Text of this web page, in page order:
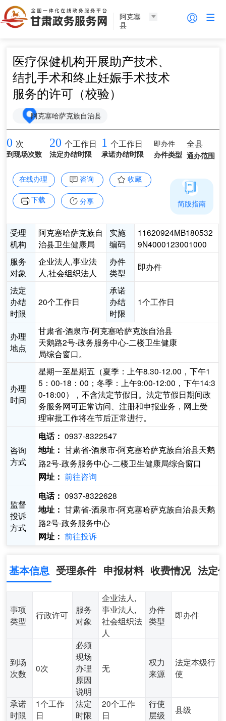
阿克塞
县
医疗保健机构开展助产技术、
结扎手术和终止妊娠手术技术
服务的许可（校验）
阿克塞哈萨克族自治县
0 次
到现场次数
20 个工作日
法定办结时限
1 个工作日
承诺办结时限
即办件
办件类型
全县
通办范围
在线办理 咨询 收藏
下载 分享
受理
机构
阿克塞哈萨克族自
治县卫生健康局
实施
编码
11620924MB180532
9N4000123001000
服务
对象
企业法人,事业法
人,社会组织法人
办件
类型
即办件
法定
办结
时限
20个工作日
承诺
办结
时限
1个工作日
办理
地点
甘肃省-酒泉市-阿克塞哈萨克族自治县
天鹅路2号-政务服务中心-二楼卫生健康
局综合窗口。
办理
时间
星期一至星期五（夏季：上午8.30-12.00，下午1
5：00-18：00；冬季：上午9:00-12:00，下午14:3
0-18:00），不含法定节假日。法定节假日期间政
务服务网可正常访问、注册和申报业务，网上受
理审批工作将在节后正常进行。
咨询
方式
电话： 0937-8322547
地址： 甘肃省-酒泉市-阿克塞哈萨克族自治县天鹅
路2号-政务服务中心-二楼卫生健康局综合窗口
网址： 前往咨询
监督
投诉
方式
电话： 0937-8322628
地址： 甘肃省-酒泉市-阿克塞哈萨克族自治县天鹅
路2号-政务服务中心
网址： 前往投诉
简版指南
基本信息 受理条件 申报材料 收费情况 法定
事项
类型
行政许可
服务
对象
企业法人,
事业法人,
社会组织法
人
办件
类型
即办件
到场
次数
0次
必须
现场
办理
原因
说明
无
权力
来源
法定本级行
使
承诺
时限
1个工作
日
法定
时限
20个工作
日
行使
层级
县级